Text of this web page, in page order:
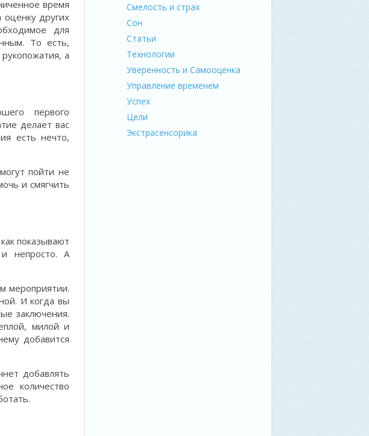
время
других
для
То есть,
а
первого
делает вас
есть нечто,
пойти не
и смягчить
показывают
непросто. А
мероприятии.
И когда вы
заключения.
милой и
добавится
добавлять
количество
Смелость и страх
Сон
Статьи
Технологии
Уверенность и Самооценка
Управление временем
Успех
Цели
Экстрасенсорика